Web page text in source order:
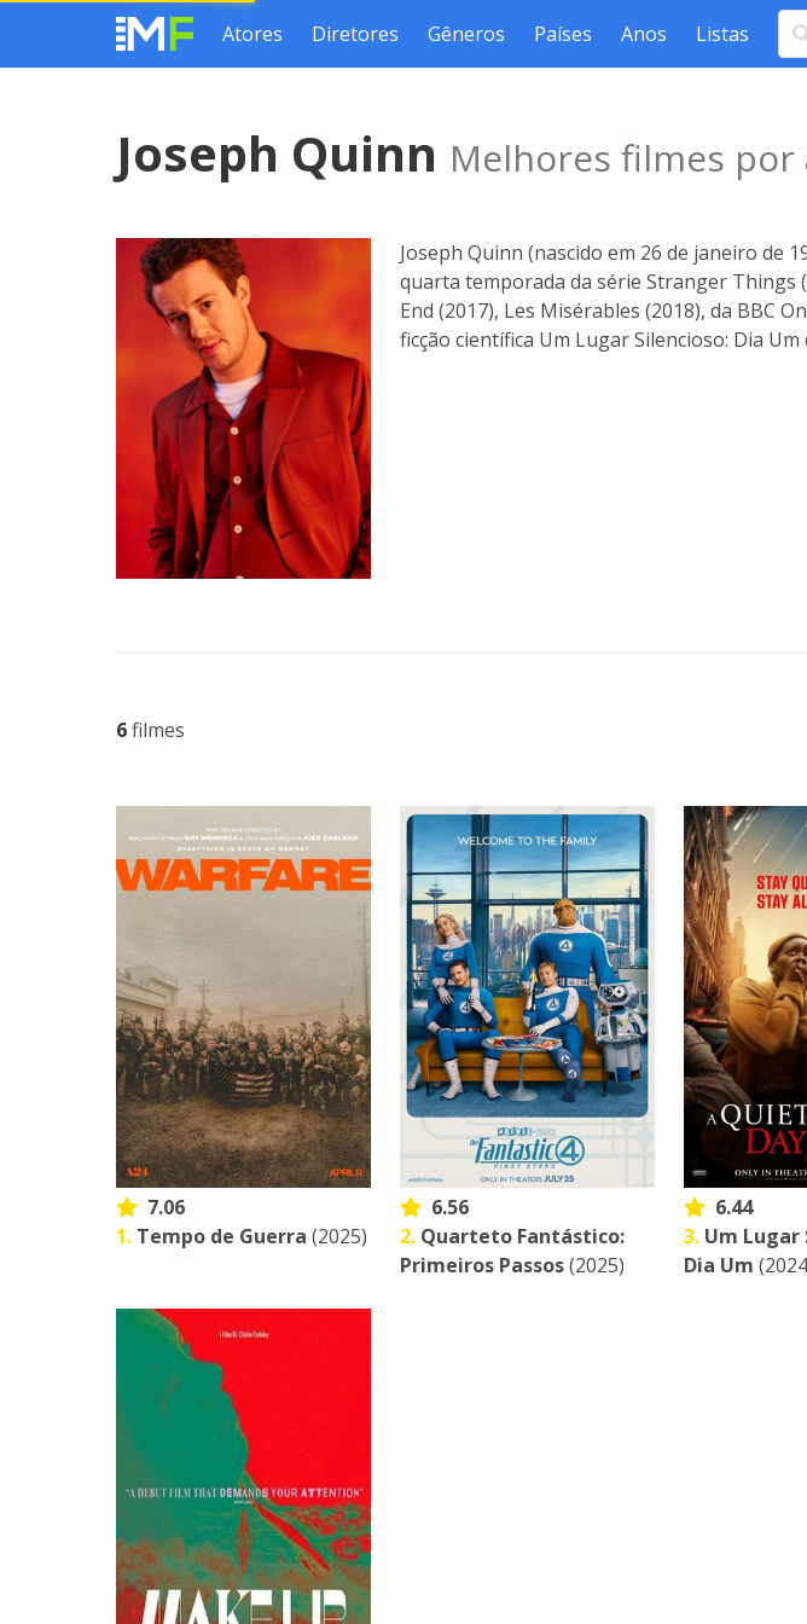
Atores Diretores Gêneros Países Anos Listas
Joseph Quinn Melhores filmes
Joseph Quinn (nascido em 26 de janeiro de
quarta temporada da série Stranger Things
End (2017), Les Misérables (2018), da BBC
ficção científica Um Lugar Silencioso: Dia
6filmes
7.06
1. Tempo de Guerra (2025)
6.56
2. Quarteto Fantástico:
Primeiros Passos(2025)
6.44
3. Um Lugar
Dia Um